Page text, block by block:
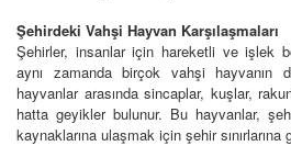
Şehirdeki Vahşi Hayvan Karşılaşmaları
Şehirler, insanlar için hareketli ve işlek
aynı zamanda birçok vahşi hayvanın
hayvanlar arasında sincaplar, kuşlar,
hatta geyikler bulunur. Bu hayvanlar,
kaynaklarına ulaşmak için şehir sınırlarına